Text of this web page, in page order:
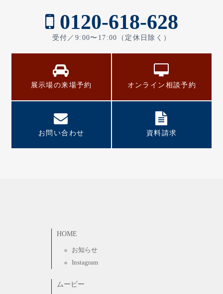
0120-618-628
受付／9:00〜17:00（定休日除く）
展示場の来場予約 オンライン相談予約
お問い合わせ 資料請求
HOME
お知らせ
Instagram
ムービー